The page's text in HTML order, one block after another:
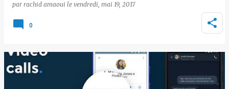
par rachid amaoui le vendredi, mai 19, 2017
0